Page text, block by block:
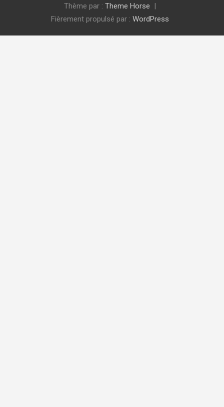
Thème par : Theme Horse
Fièrement propulsé par : WordPress